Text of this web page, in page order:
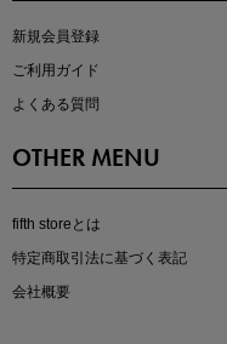
大人の着映えアイテム5選
マストバイアイテム
新規会員登録
ご利用ガイド
よくある質問
OTHER MENU
fifth storeとは
特定商取引法に基づく表記
会社概要